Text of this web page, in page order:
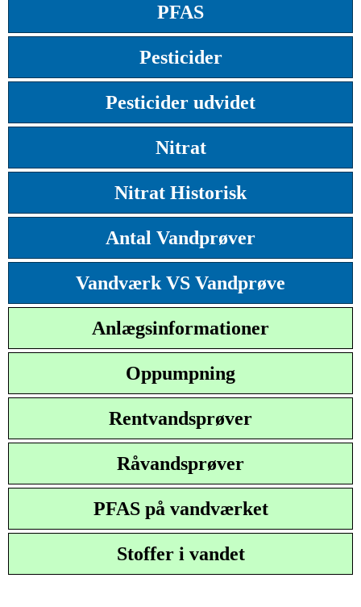
PFAS
Pesticider
Pesticider udvidet
Nitrat
Nitrat Historisk
Antal Vandprøver
Vandværk VS Vandprøve
Anlægsinformationer
Oppumpning
Rentvandsprøver
Råvandsprøver
PFAS på vandværket
Stoffer i vandet